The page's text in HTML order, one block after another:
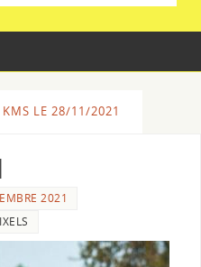
LE 28/11/2021
2021